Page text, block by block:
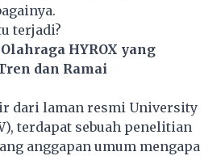
terjadi?
HYROX yang
dan Ramai
dari laman resmi University
terdapat sebuah penelitian
anggapan umum mengapa